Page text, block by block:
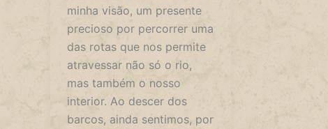
minha visão, um presente
precioso por percorrer uma
das rotas que nos permite
atravessar não só o rio,
mas também o nosso
interior. Ao descer dos
barcos, ainda sentimos, por